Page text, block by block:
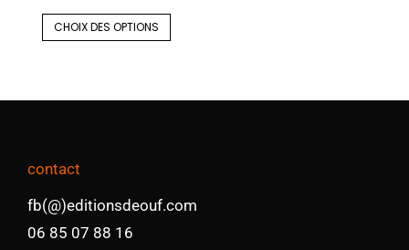
CHOIX DES OPTIONS
contact
fb(@)editionsdeouf.com
06 85 07 88 16